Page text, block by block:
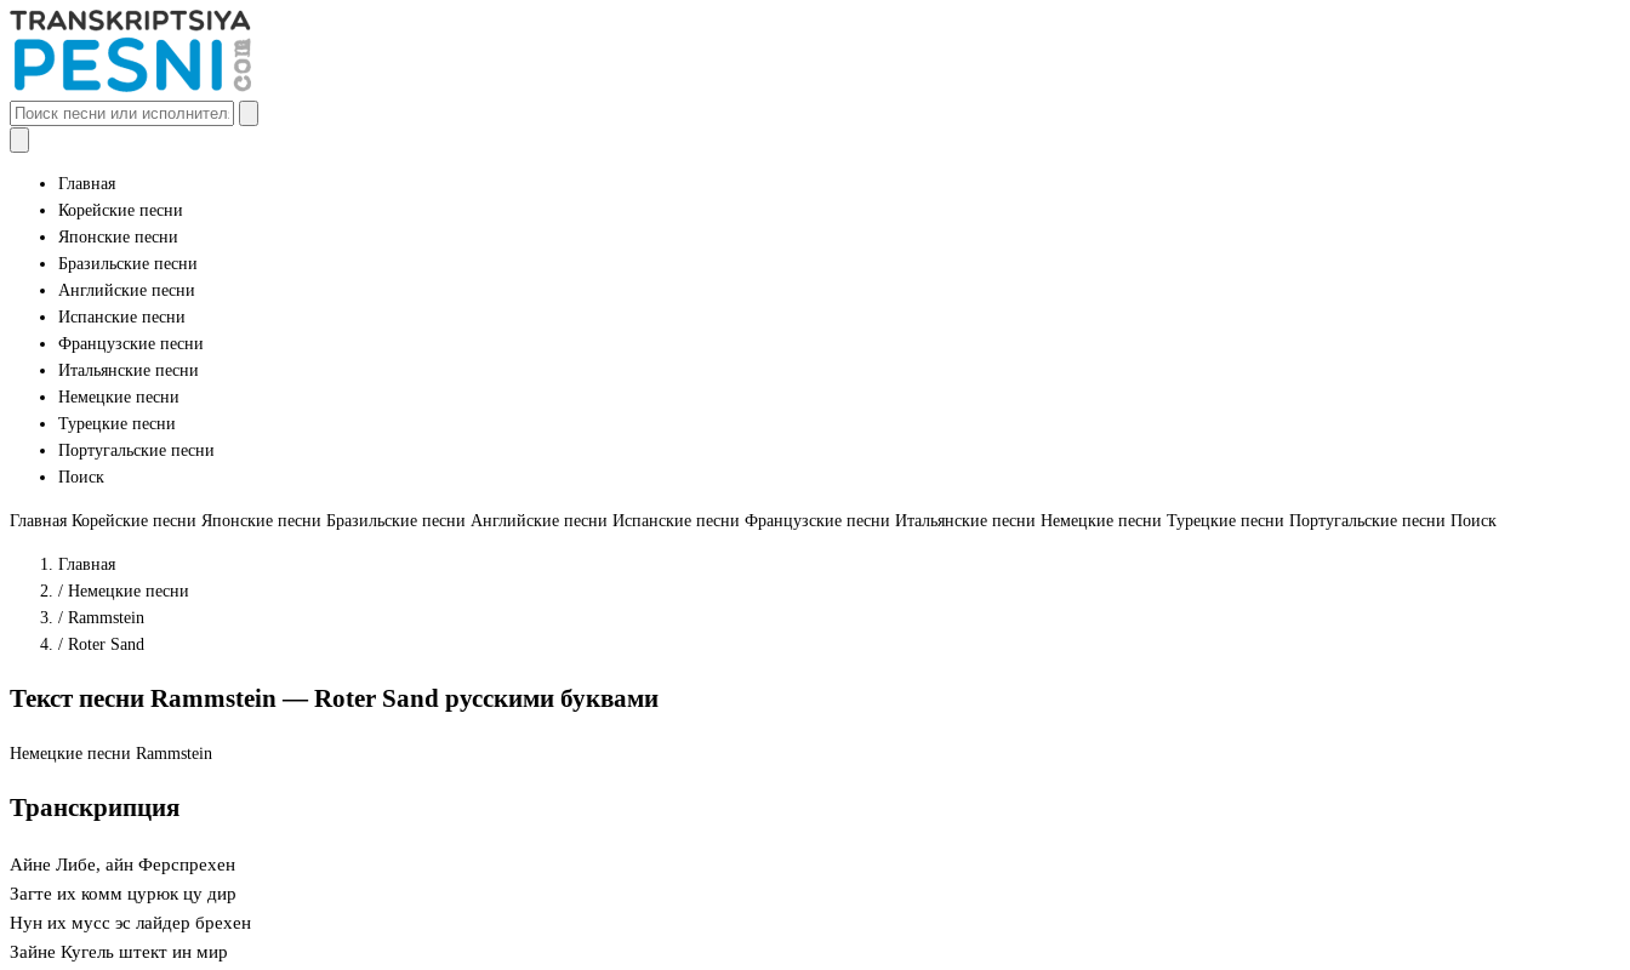
Главная
Корейские песни
Японские песни
Бразильские песни
Английские песни
Испанские песни
Французские песни
Итальянские песни
Немецкие песни
Турецкие песни
Португальские песни
Поиск
Главная Корейские песни Японские песни Бразильские песни Английские песни Испанские песни Французские песни Итальянские песни Немецкие песни Турецкие песни Португальские песни Поиск
Главная
/ Немецкие песни
/ Rammstein
/ Roter Sand
Текст песни Rammstein — Roter Sand русскими буквами
Немецкие песни Rammstein
Транскрипция
Айне Либе, айн Ферспрехен
Загте их комм цурюк цу дир
Нун их мусс эс лайдер брехен
Зайне Кугель штект ин мир